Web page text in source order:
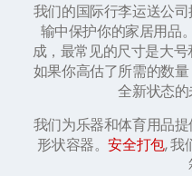
我们的国际行李运送公
输中保护你的家居用品
成，最常见的尺寸是大号
如果你高估了所需的数
全新状态的
我们为乐器和体育用品
形状容器。安全打包, 我